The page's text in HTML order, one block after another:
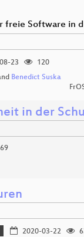
freie Software in
23
120
Benedict Suska
in der
2020-03-22